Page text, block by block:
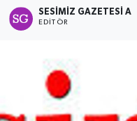
SESIMIZ GAZETESI A
EDITÖR
Gündem
Magazin
Politika
Süper Lig Puan
Tüm Manşetler
Son Dakika